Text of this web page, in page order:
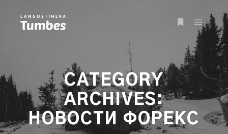
More info
Main
CATEGORY
ARCHIVES:
НОВОСТИ ФОРЕКС